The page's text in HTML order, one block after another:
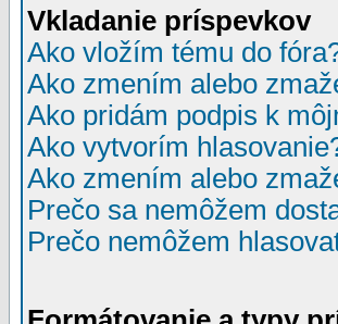
Vkladanie príspevkov
Ako vložím tému do
Ako zmením alebo
Ako pridám podpis k
Ako vytvorím
Ako zmením alebo
Prečo sa nemôžem
Prečo nemôžem